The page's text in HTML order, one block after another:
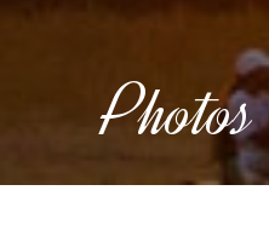
Photos